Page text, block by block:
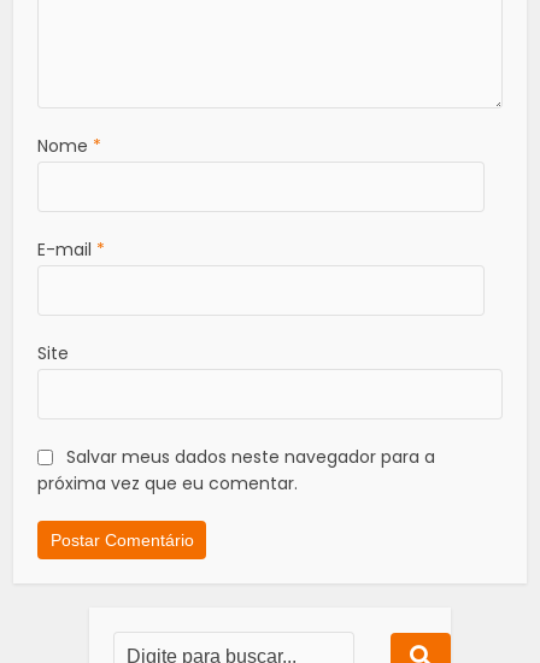
Nome *
E-mail *
Site
Salvar meus dados neste navegador para a
próxima vez que eu comentar.